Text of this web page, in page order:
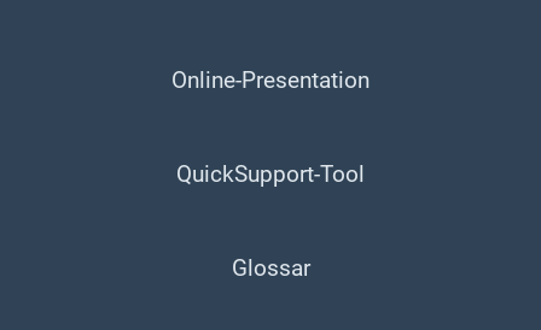
Online-Presentation
QuickSupport-Tool
Glossar